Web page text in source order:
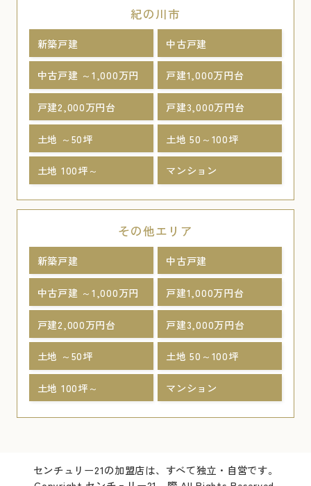
紀の川市
新築戸建 中古戸建
中古戸建 ～1,000万円 戸建1,000万円台
戸建2,000万円台 戸建3,000万円台
土地 ～50坪 土地 50～100坪
土地 100坪～ マンション
その他エリア
新築戸建 中古戸建
中古戸建 ～1,000万円 戸建1,000万円台
戸建2,000万円台 戸建3,000万円台
土地 ～50坪 土地 50～100坪
土地 100坪～ マンション
センチュリー21の加盟店は、すべて独立・自営です。